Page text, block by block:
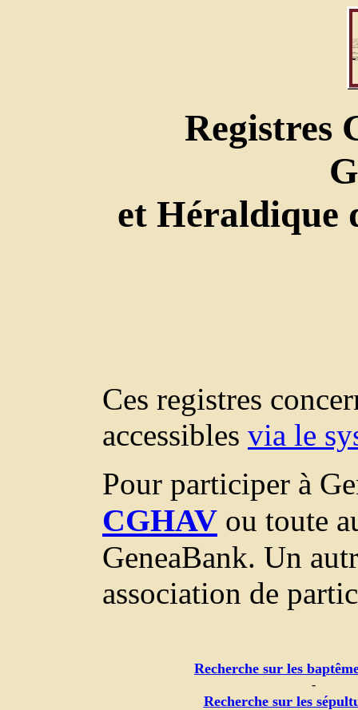
Registres
et Héraldique
Ces registres
accessibles via le
Pour participer à
CGHAV ou toute
GeneaBank. Un
association de
Recherche sur les
-
Recherche sur les